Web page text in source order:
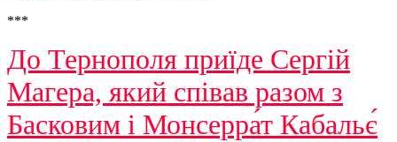
***
До Тернополя приїде Сергій
Магера, який співав разом з
Басковим і Монсерра́т Кабальє́